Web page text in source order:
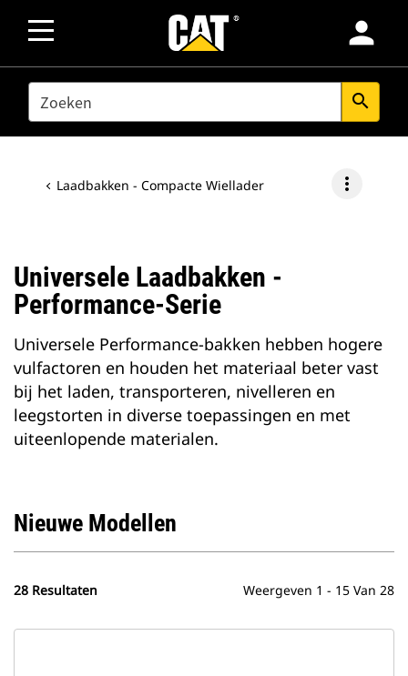
person
SEARCH search
Laadbakken - Compacte Wiellader more_vert
Universele Laadbakken -
Performance-Serie
Universele Performance-bakken hebben hogere
vulfactoren en houden het materiaal beter vast
bij het laden, transporteren, nivelleren en
leegstorten in diverse toepassingen en met
uiteenlopende materialen.
Nieuwe Modellen
28 Resultaten Weergeven 1 - 15 Van 28